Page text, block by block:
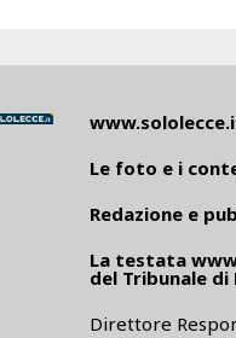
Le foto e i
Redazione e
La testata
del Tribunale di
Direttore